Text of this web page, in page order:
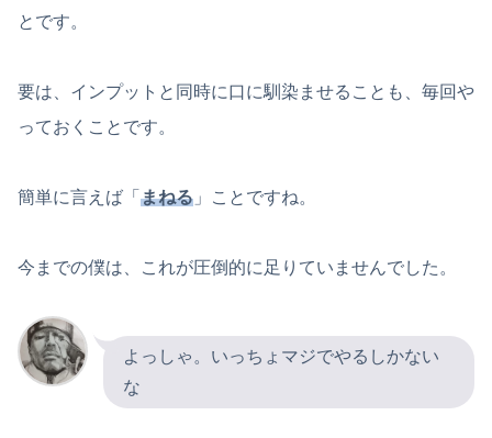
とです。
要は、インプットと同時に口に馴染ませることも、毎回や
っておくことです。
簡単に言えば「 まねる 」ことですね。
今までの僕は、これが圧倒的に足りていませんでした。
よっしゃ。いっちょマジでやるしかない
な